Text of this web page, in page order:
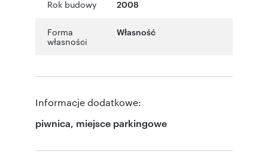
Rok budowy 2008
Forma
własności
Własność
Informacje dodatkowe:
piwnica, miejsce parkingowe